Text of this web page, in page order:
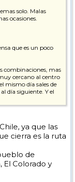
solo. Malas
ocasiones.
que es un poco
combinaciones, mas
cercano al centro
mismo día sales de
día siguiente. Y el
ya que las
cierra es la ruta
de
El Colorado y